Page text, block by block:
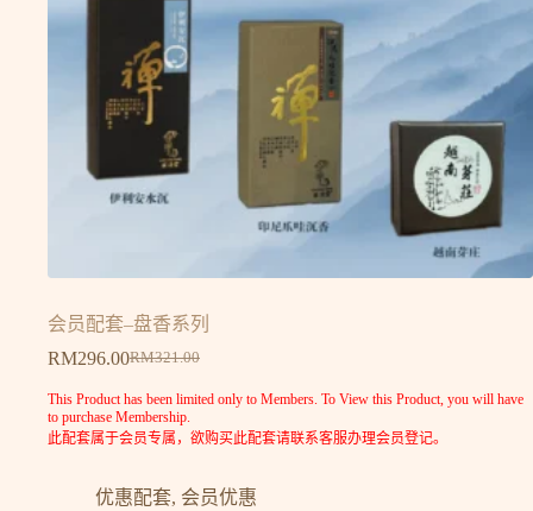
会员配套–盘香系列
RM321.00
RM296.00
This Product has been limited only to Members. To View this Product, you will have
to purchase Membership.
此配套属于会员专属，欲购买此配套请联系客服办理会员登记。
优惠配套, 会员优惠